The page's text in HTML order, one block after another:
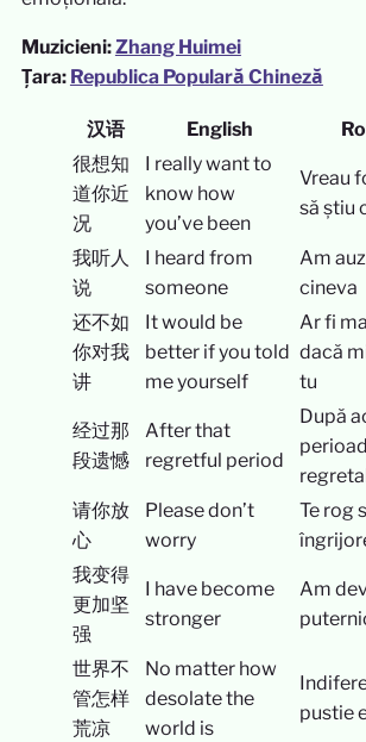
Muzicieni:Zhang Huimei
Țara: Republica Populară Chineză
汉语 English
很想知
道你近
况
I really want to
know how
you’ve been
Vreau
să știu
我听人
说
I heard from
someone
Am
cineva
还不如
你对我
讲
It would be
better if you told
me yourself
Ar fi
dacă
tu
经过那
段遗憾
After that
regretful period
După
请你放
心
Please don’t
worry
Te rog
我变得
更加坚
强
I have become
stronger
Am
世界不
管怎样
荒凉
No matter how
desolate the
world is
pustie